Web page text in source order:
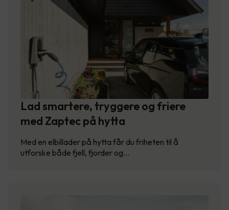
Lad smartere, tryggere og friere
med Zaptec på hytta
Med en elbillader på hytta får du friheten til å
utforske både fjell, fjorder og…